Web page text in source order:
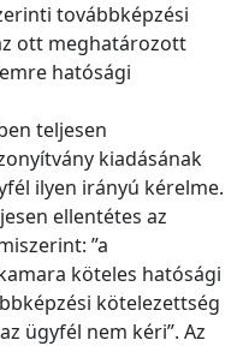
továbbképzési
ott meghatározott
hatósági
teljesen
kiadásának
ilyen irányú kérelme.
ellentétes az
”a
köteles hatósági
kötelezettség
ügyfél nem kéri”. Az